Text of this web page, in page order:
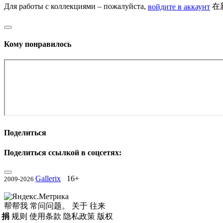
Для работы с коллекциями – пожалуйста, войдите в аккаунт 在
Кому понравилось
Поделиться
Поделиться ссылкой в соцсетях:
2009-2026 Gallerix 16+
帮帮我 常问问题。 关于 往来
捐 规则 使用条款 隐私政策 版权